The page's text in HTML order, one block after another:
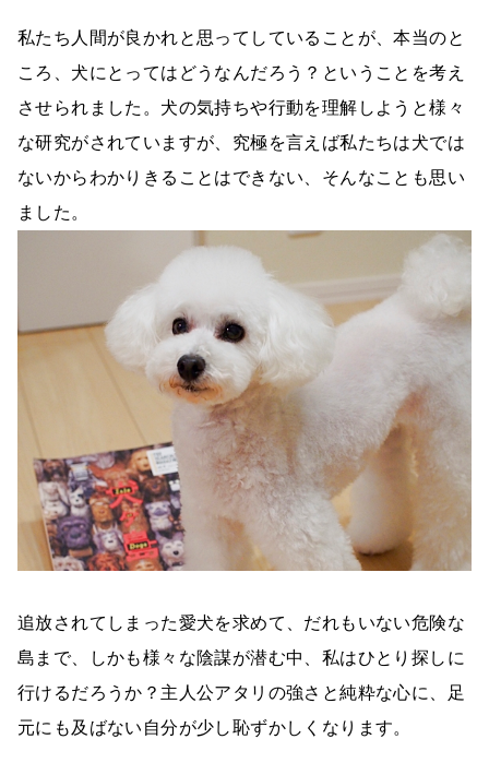
私たち人間が良かれと思ってしていることが、本当のと
ころ、犬にとってはどうなんだろう？ということを考え
させられました。犬の気持ちや行動を理解しようと様々
な研究がされていますが、究極を言えば私たちは犬では
ないからわかりきることはできない、そんなことも思い
ました。
追放されてしまった愛犬を求めて、だれもいない危険な
島まで、しかも様々な陰謀が潜む中、私はひとり探しに
行けるだろうか？主人公アタリの強さと純粋な心に、足
元にも及ばない自分が少し恥ずかしくなります。